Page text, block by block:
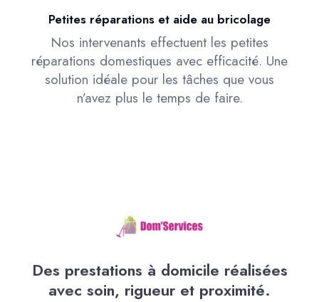
Petites réparations et aide au bricolage
Nos intervenants effectuent les petites
réparations domestiques avec efficacité. Une
solution idéale pour les tâches que vous
n’avez plus le temps de faire.
Des prestations à domicile réalisées
avec soin, rigueur et proximité.